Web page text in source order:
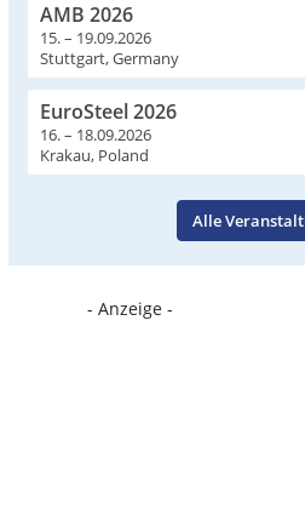
AMB 2026
15. – 19.09.2026
Stuttgart, Germany
EuroSteel 2026
16. – 18.09.2026
Krakau, Poland
Alle
- Anzeige -